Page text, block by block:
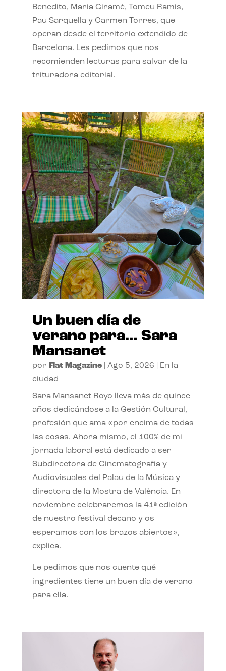
Benedito, Maria Giramé, Tomeu Ramis,
Pau Sarquella y Carmen Torres, que
operan desde el territorio extendido de
Barcelona. Les pedimos que nos
recomienden lecturas para salvar de la
trituradora editorial.
Un buen día de
verano para… Sara
Mansanet
por Flat Magazine| Ago 5, 2026
En la
ciudad
Sara Mansanet Royo lleva más de quince
años dedicándose a la Gestión Cultural,
profesión que ama «por encima de todas
las cosas. Ahora mismo, el 100% de mi
jornada laboral está dedicado a ser
Subdirectora de Cinematografía y
Audiovisuales del Palau de la Música y
directora de la Mostra de València. En
noviembre celebraremos la 41ª edición
de nuestro festival decano y os
esperamos con los brazos abiertos»,
explica.
Le pedimos que nos cuente qué
ingredientes tiene un buen día de verano
para ella.